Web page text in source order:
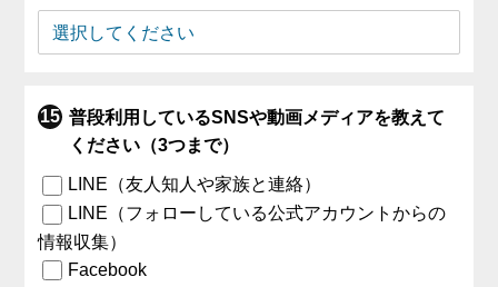
普段利用しているSNSや動画メディアを教えて
ください（3つまで）
LINE（友人知人や家族と連絡）
LINE（フォローしている公式アカウントからの
情報収集）
Facebook